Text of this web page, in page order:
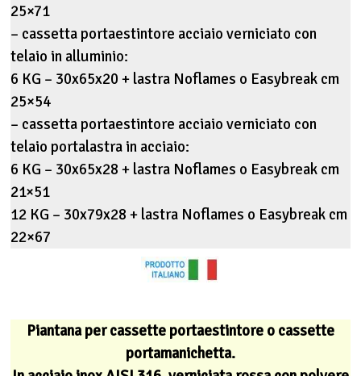
25×71
– cassetta portaestintore acciaio verniciato con
telaio in alluminio:
6 KG – 30x65x20 + lastra Noflames o Easybreak cm
25×54
– cassetta portaestintore acciaio verniciato con
telaio portalastra in acciaio:
6 KG – 30x65x28 + lastra Noflames o Easybreak cm
21×51
12 KG – 30x79x28 + lastra Noflames o Easybreak cm
22×67
Piantana per cassette portaestintore o cassette
portamanichetta.